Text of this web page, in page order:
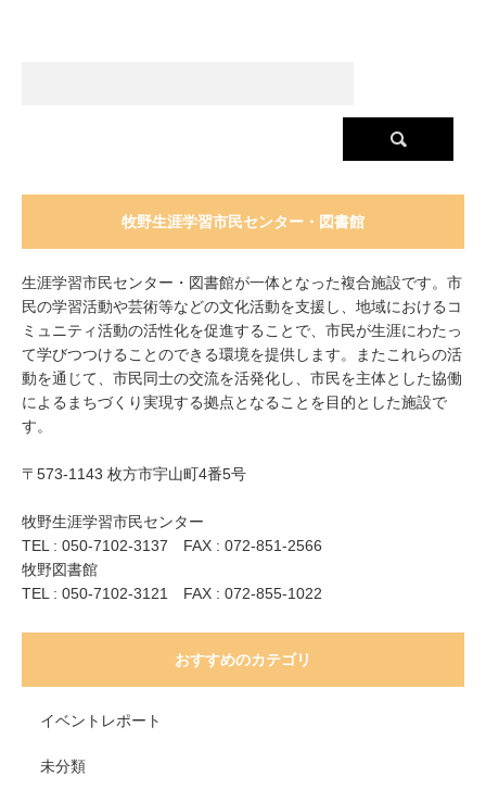
牧野生涯学習市民センター・図書館
生涯学習市民センター・図書館が一体となった複合施設です。市
民の学習活動や芸術等などの文化活動を支援し、地域におけるコ
ミュニティ活動の活性化を促進することで、市民が生涯にわたっ
て学びつつけることのできる環境を提供します。またこれらの活
動を通じて、市民同士の交流を活発化し、市民を主体とした協働
によるまちづくり実現する拠点となることを目的とした施設で
す。
〒573-1143 枚方市宇山町4番5号
牧野生涯学習市民センター
TEL : 050-7102-3137 FAX : 072-851-2566
牧野図書館
TEL : 050-7102-3121 FAX : 072-855-1022
おすすめのカテゴリ
イベントレポート
未分類